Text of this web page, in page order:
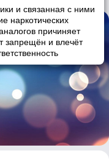
и связанная с ними
наркотических
причиняет
запрещён и влечёт